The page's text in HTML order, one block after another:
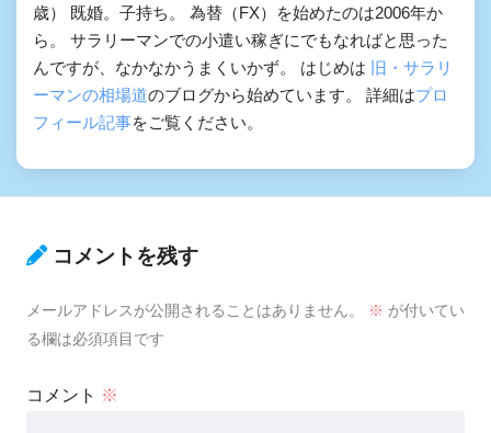
歳） 既婚。子持ち。 為替（FX）を始めたのは2006年か
ら。 サラリーマンでの小遣い稼ぎにでもなればと思った
んですが、なかなかうまくいかず。 はじめは 旧・サラリ
ーマンの相場道のブログから始めています。 詳細はプロ
フィール記事をご覧ください。
コメントを残す
メールアドレスが公開されることはありません。 ※ が付いてい
る欄は必須項目です
コメント ※